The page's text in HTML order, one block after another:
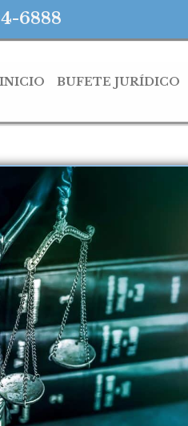
6888
INICIO BUFETE JURÍDICO